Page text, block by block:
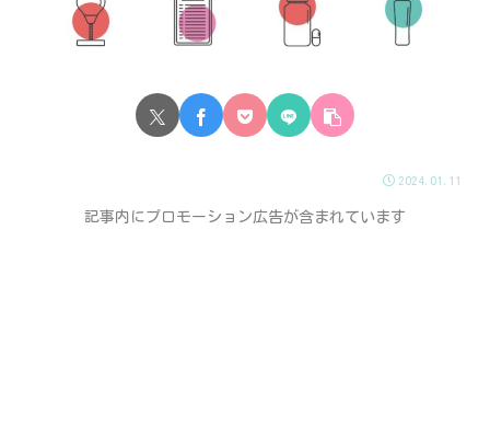
2024.01.11
記事内にプロモーション広告が含まれています